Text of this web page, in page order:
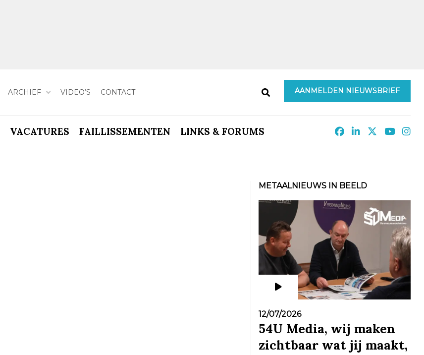
ARCHIEF VIDEO’S CONTACT AANMELDEN NIEUWSBRIEF
VACATURES FAILLISSEMENTEN LINKS & FORUMS
METAALNIEUWS IN BEELD
12/07/2026
54U Media, wij maken
zichtbaar wat jij maakt,